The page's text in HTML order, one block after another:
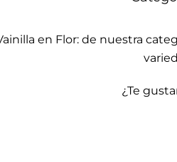
en Flor: de nuestra
¿Te